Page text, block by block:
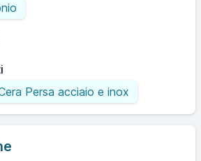
Persa acciaio e inox